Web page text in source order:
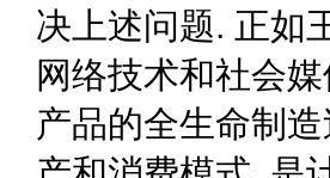
决上述问题. 正如
网络技术和社会
产品的全生命制